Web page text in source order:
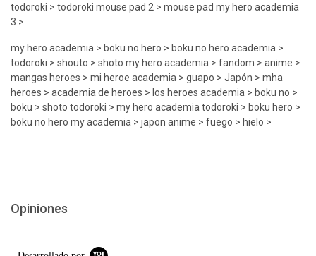
todoroki > todoroki mouse pad 2 > mouse pad my hero academia
3 >
my hero academia > boku no hero > boku no hero academia >
todoroki > shouto > shoto my hero academia > fandom > anime >
mangas heroes > mi heroe academia > guapo > Japón > mha
heroes > academia de heroes > los heroes academia > boku no >
boku > shoto todoroki > my hero academia todoroki > boku hero >
boku no hero my academia > japon anime > fuego > hielo >
Opiniones